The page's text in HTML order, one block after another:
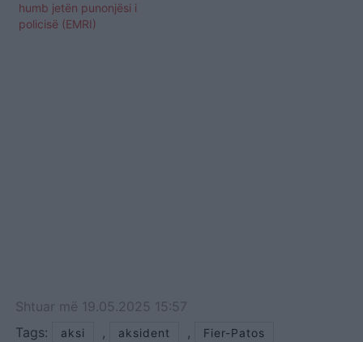
humb jetën punonjësi i
policisë (EMRI)
Shtuar më 19.05.2025 15:57
Tags:
aksi , aksident , Fier-Patos